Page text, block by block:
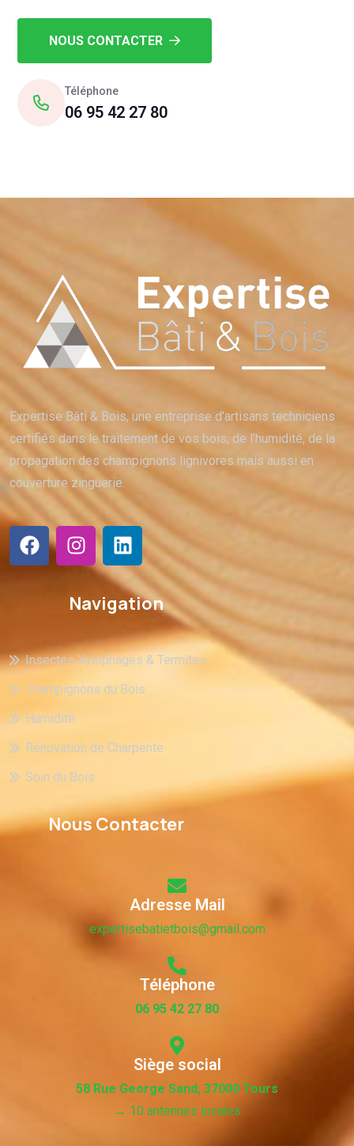
NOUS CONTACTER
Téléphone
06 95 42 27 80
Expertise Bâti & Bois, une entreprise d’artisans techniciens
certifiés dans le traitement de vos bois, de l’humidité, de la
propagation des champignons lignivores mais aussi en
couverture zinguerie.
Navigation
Insectes Xylophages & Termites
Champignons du Bois
Humidité
Rénovation de Charpente
Soin du Bois
Nous Contacter
Adresse Mail
expertisebatietbois@gmail.com
Téléphone
06 95 42 27 80
Siège social
58 Rue George Sand, 37000 Tours
→ 10 antennes locales